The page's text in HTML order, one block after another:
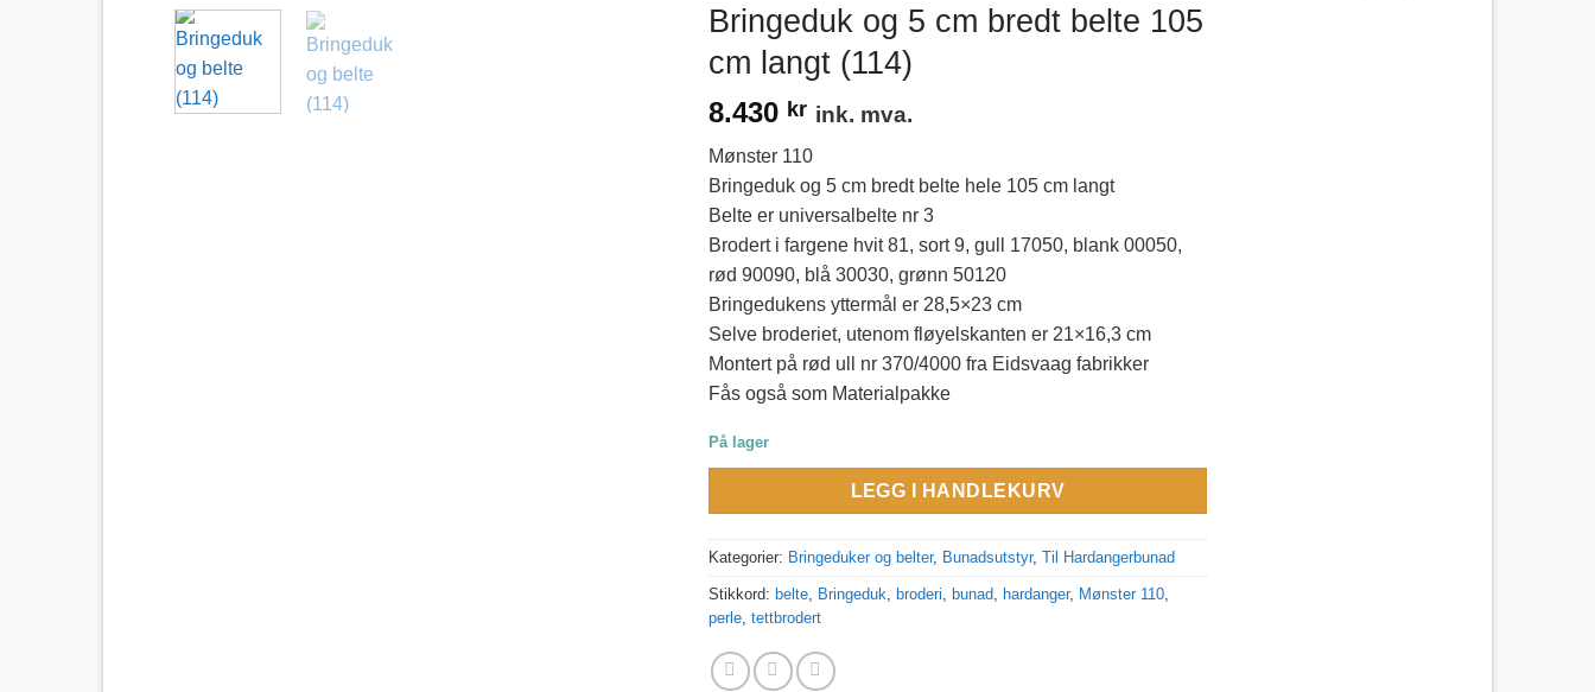
Bringeduk og 5 cm bredt belte 105
cm langt (114)
8.430 kr ink. mva.
Mønster 110
Bringeduk og 5 cm bredt belte hele 105 cm langt
Belte er universalbelte nr 3
Brodert i fargene hvit 81, sort 9, gull 17050, blank 00050,
rød 90090, blå 30030, grønn 50120
Bringedukens yttermål er 28,5×23 cm
Selve broderiet, utenom fløyelskanten er 21×16,3 cm
Montert på rød ull nr 370/4000 fra Eidsvaag fabrikker
Fås også som Materialpakke
På lager
LEGG I HANDLEKURV
Kategorier: Bringeduker og belter, Bunadsutstyr, Til Hardangerbunad
Stikkord: belte Bringeduk broderi bunad hardanger, Mønster 110
perle tettbrodert